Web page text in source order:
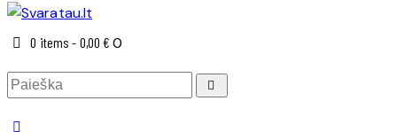
0 items - 0,00 € 0